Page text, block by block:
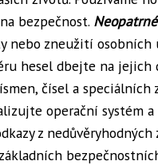
bezpečnost.
nebo zneužití osobních
hesel dbejte na
čísel a speciálních
operační systém
z nedůvěryhodných